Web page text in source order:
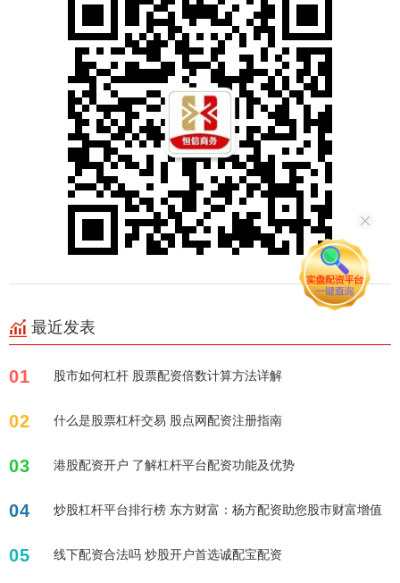
最近发表
01 股市如何杠杆 股票配资倍数计算方法详解
02 什么是股票杠杆交易 股点网配资注册指南
03 港股配资开户 了解杠杆平台配资功能及优势
04 炒股杠杆平台排行榜 东方财富：杨方配资助您股市财富增值
05 线下配资合法吗 炒股开户首选诚配宝配资